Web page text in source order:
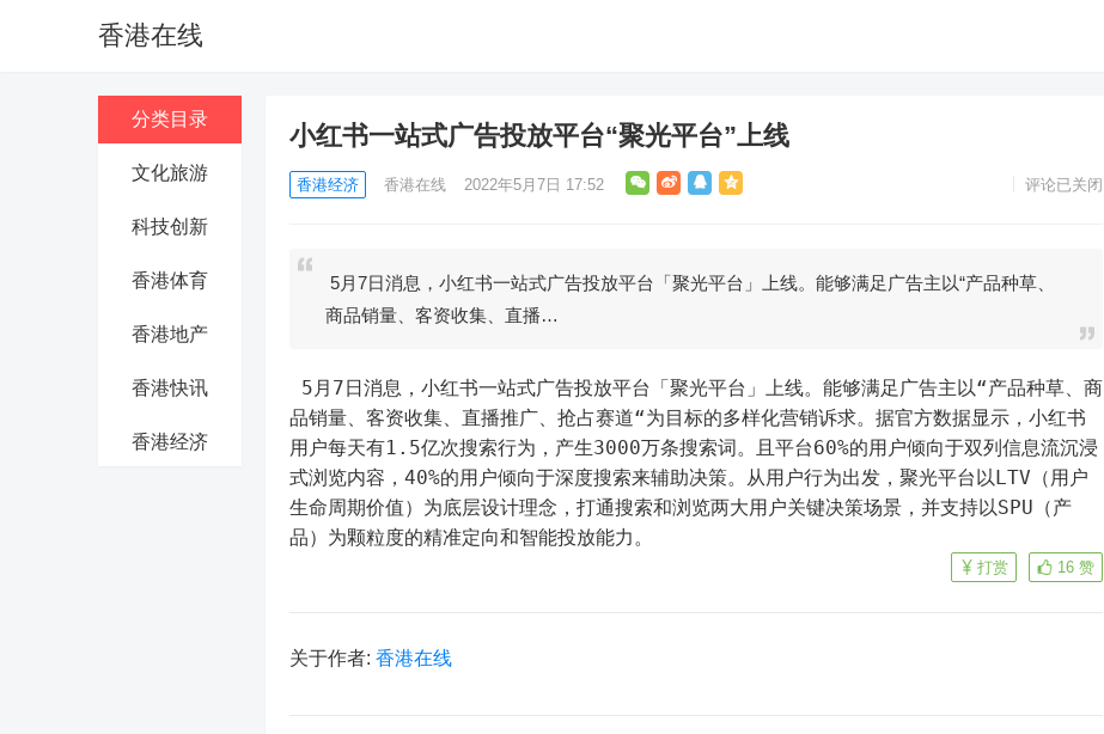
香港在线
分类目录
文化旅游
科技创新
香港体育
香港地产
香港快讯
香港经济
小红书一站式广告投放平台“聚光平台”上线
香港经济 香港在线 2022年5月7日 17:52 评论已关闭
5月7日消息，小红书一站式广告投放平台「聚光平台」上线。能够满足广告主以“产品种草、
商品销量、客资收集、直播…
5月7日消息，小红书一站式广告投放平台「聚光平台」上线。能够满足广告主以“产品种草、商
品销量、客资收集、直播推广、抢占赛道“为目标的多样化营销诉求。据官方数据显示，小红书
用户每天有1.5亿次搜索行为，产生3000万条搜索词。且平台60%的用户倾向于双列信息流沉浸
式浏览内容，40%的用户倾向于深度搜索来辅助决策。从用户行为出发，聚光平台以LTV（用户
生命周期价值）为底层设计理念，打通搜索和浏览两大用户关键决策场景，并支持以SPU（产
品）为颗粒度的精准定向和智能投放能力。
16 赞
打赏
关于作者: 香港在线